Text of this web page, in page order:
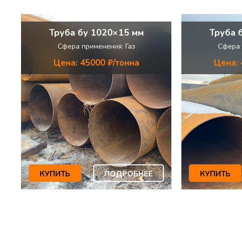
Труба бу 1020×15 мм
Сфера применения: Газ
Цена: 45000 ₽/тонна
КУПИТЬ ПОДРОБНЕЕ
Труба
Сфера
Цена:
КУПИТЬ